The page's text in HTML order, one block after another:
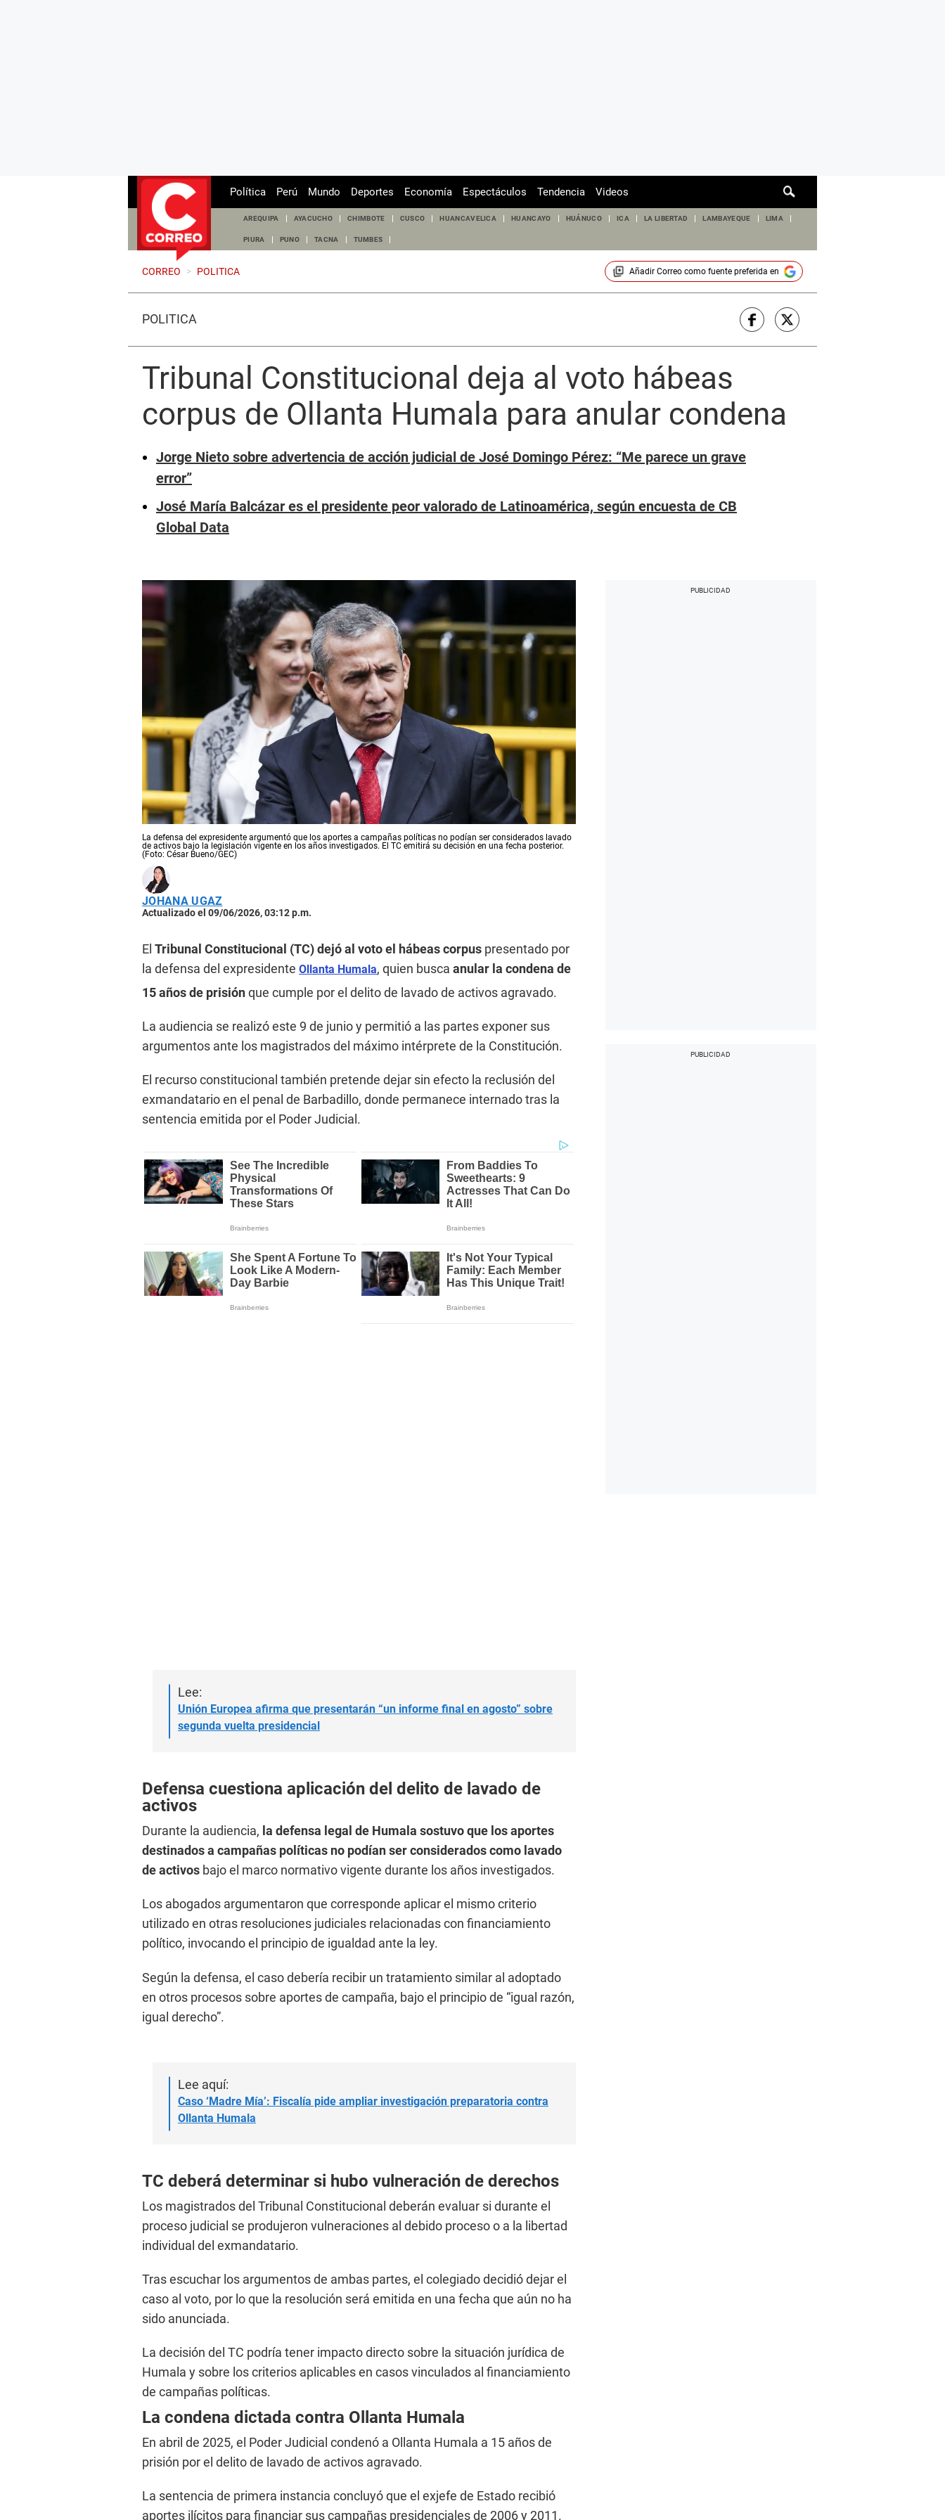
de
Política Perú Mundo Deportes Economía Espectáculos Tendencia Videos
AREQUIPA AYACUCHO CHIMBOTE CUSCO HUANCAVELICA HUANCAYO HUÁNUCO ICA LA LIBERTAD LAMBAYEQUE LIMA
PIURA PUNO TACNA TUMBES
CORREO > POLITICA Añadir Correocomo fuente preferida en
POLÍTICA
Tribunal Constitucional deja al voto hábeas
corpus de Ollanta Humala para anular condena
Jorge Nieto sobre advertencia de acción judicial de José Domingo Pérez: “Me parece un grave
error”
José María Balcázar es el presidente peor valorado de Latinoamérica, según encuesta de CB
Global Data
La defensa del expresidente argumentó que los aportes a campañas políticas no podían ser considerados lavado
de activos bajo la legislación vigente en los años investigados. El TC emitirá su decisión en una fecha posterior.
(Foto: César Bueno/GEC)
JOHANA UGAZ
Actualizado el 09/06/2026, 03:12 p.m.
El Tribunal Constitucional (TC) dejó al voto el hábeas corpus presentado por
la defensa del expresidente Ollanta Humala, quien busca anular la condena de
15 años de prisiónque cumple por el delito de lavado de activos agravado.
La audiencia se realizó este 9 de junio y permitió a las partes exponer sus
argumentos ante los magistrados del máximo intérprete de la Constitución.
El recurso constitucional también pretende dejar sin efecto la reclusión del
exmandatario en el penal de Barbadillo, donde permanece internado tras la
sentencia emitida por el Poder Judicial.
Lee:
Unión Europea afirma que presentarán “un informe final en agosto” sobre
segunda vuelta presidencial
Defensa cuestiona aplicación del delito de lavado de
activos
Durante la audiencia, la defensa legal de Humala sostuvo que los aportes
destinados a campañas políticas no podían ser considerados como lavado
de activos bajo el marco normativo vigente durante los años investigados.
Los abogados argumentaron que corresponde aplicar el mismo criterio
utilizado en otras resoluciones judiciales relacionadas con financiamiento
político, invocando el principio de igualdad ante la ley.
Según la defensa, el caso debería recibir un tratamiento similar al adoptado
en otros procesos sobre aportes de campaña, bajo el principio de “igual razón,
igual derecho”.
Lee aquí:
Caso ‘Madre Mía’: Fiscalía pide ampliar investigación preparatoria contra
Ollanta Humala
TC deberá determinar si hubo vulneración de derechos
Los magistrados del Tribunal Constitucional deberán evaluar si durante el
proceso judicial se produjeron vulneraciones al debido proceso o a la libertad
individual del exmandatario.
Tras escuchar los argumentos de ambas partes, el colegiado decidió dejar el
caso al voto, por lo que la resolución será emitida en una fecha que aún no ha
sido anunciada.
La decisión del TC podría tener impacto directo sobre la situación jurídica de
Humala y sobre los criterios aplicables en casos vinculados al financiamiento
de campañas políticas.
La condena dictada contra Ollanta Humala
En abril de 2025, el Poder Judicial condenó a Ollanta Humala a 15 años de
prisión por el delito de lavado de activos agravado.
La sentencia de primera instancia concluyó que el exjefe de Estado recibió
aportes ilícitos para financiar sus campañas presidenciales de 2006 y 2011.